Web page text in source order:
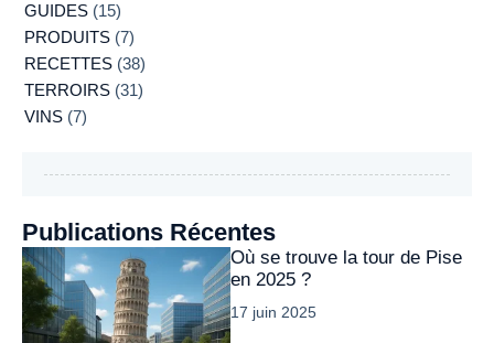
GUIDES(15)
PRODUITS(7)
RECETTES(38)
TERROIRS(31)
VINS(7)
Publications Récentes
Où se trouve la tour de Pise
en 2025 ?
17 juin 2025